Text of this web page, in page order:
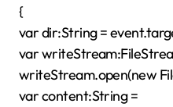
{
var dir:String =
var
writeStream.open(new
var content:String =